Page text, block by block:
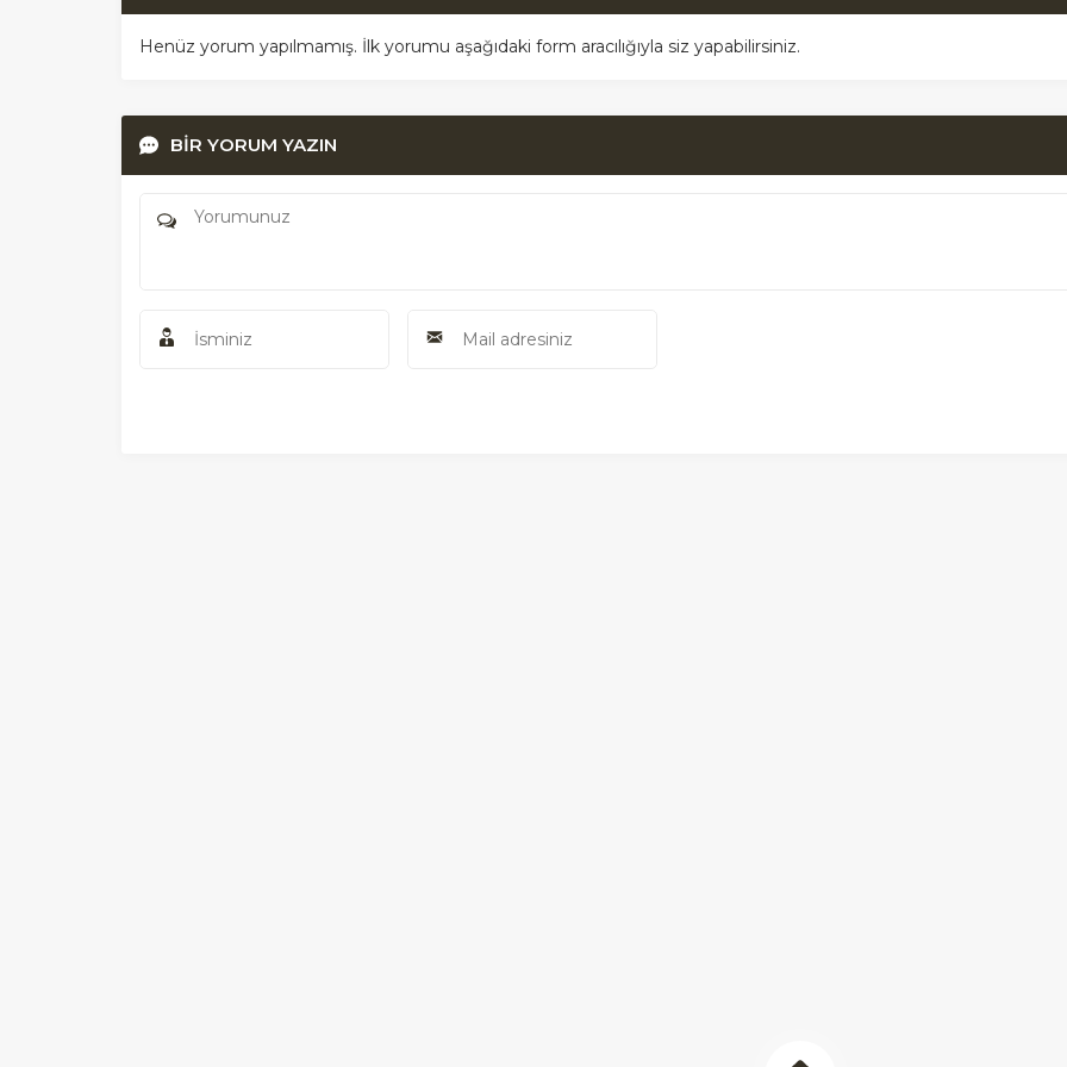
Henüz yorum yapılmamış. İlk yorumu aşağıdaki form aracılığıyla siz yapabilirsiniz.
BİR YORUM YAZIN